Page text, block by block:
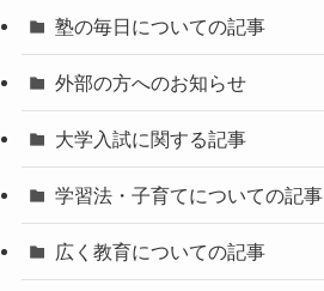
塾の毎日についての記事
外部の方へのお知らせ
大学入試に関する記事
学習法・子育てについての記事
広く教育についての記事